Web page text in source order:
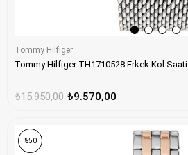
Tommy Hilfiger
Tommy Hilfiger TH1710528 Erkek Kol Saati
₺9.570,00
₺15.950,00
%50